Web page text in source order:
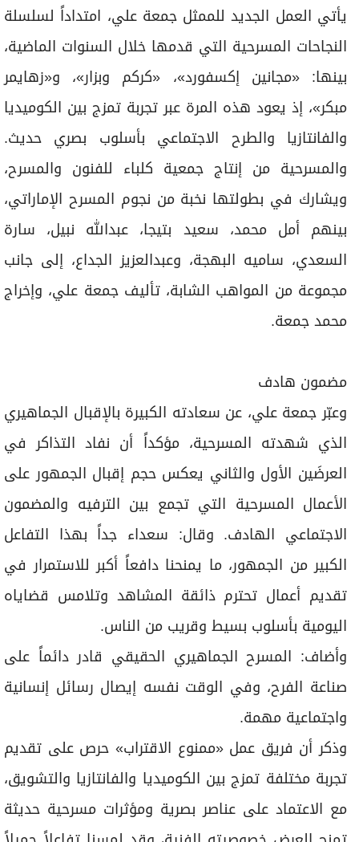
يأتي العمل الجديد للممثل جمعة علي، امتداداً لسلسلة
النجاحات المسرحية التي قدمها خلال السنوات الماضية،
بينها: «مجانين إكسفورد»، «كركم وبزار»، و«زهايمر
مبكر»، إذ يعود هذه المرة عبر تجربة تمزج بين الكوميديا
والفانتازيا والطرح الاجتماعي بأسلوب بصري حديث.
والمسرحية من إنتاج جمعية كلباء للفنون والمسرح،
ويشارك في بطولتها نخبة من نجوم المسرح الإماراتي،
بينهم أمل محمد، سعيد بتيجا، عبدالله نبيل، سارة
السعدي، ساميه البهجة، وعبدالعزيز الجداع، إلى جانب
مجموعة من المواهب الشابة، تأليف جمعة علي، وإخراج
محمد جمعة.
مضمون هادف
وعبّر جمعة علي، عن سعادته الكبيرة بالإقبال الجماهيري
الذي شهدته المسرحية، مؤكداً أن نفاد التذاكر في
العرضَين الأول والثاني يعكس حجم إقبال الجمهور على
الأعمال المسرحية التي تجمع بين الترفيه والمضمون
الاجتماعي الهادف. وقال: سعداء جداً بهذا التفاعل
الكبير من الجمهور، ما يمنحنا دافعاً أكبر للاستمرار في
تقديم أعمال تحترم ذائقة المشاهد وتلامس قضاياه
اليومية بأسلوب بسيط وقريب من الناس.
وأضاف: المسرح الجماهيري الحقيقي قادر دائماً على
صناعة الفرح، وفي الوقت نفسه إيصال رسائل إنسانية
واجتماعية مهمة.
وذكر أن فريق عمل «ممنوع الاقتراب» حرص على تقديم
تجربة مختلفة تمزج بين الكوميديا والفانتازيا والتشويق،
مع الاعتماد على عناصر بصرية ومؤثرات مسرحية حديثة